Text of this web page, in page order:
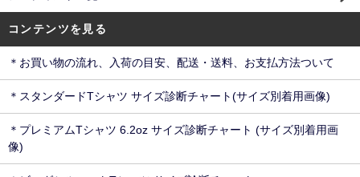
コンテンツを見る
＊お買い物の流れ、入荷の目安、配送・送料、お支払方法ついて
＊スタンダードTシャツ サイズ診断チャート(サイズ別着用画像)
＊プレミアムTシャツ 6.2oz サイズ診断チャート (サイズ別着用画
像)